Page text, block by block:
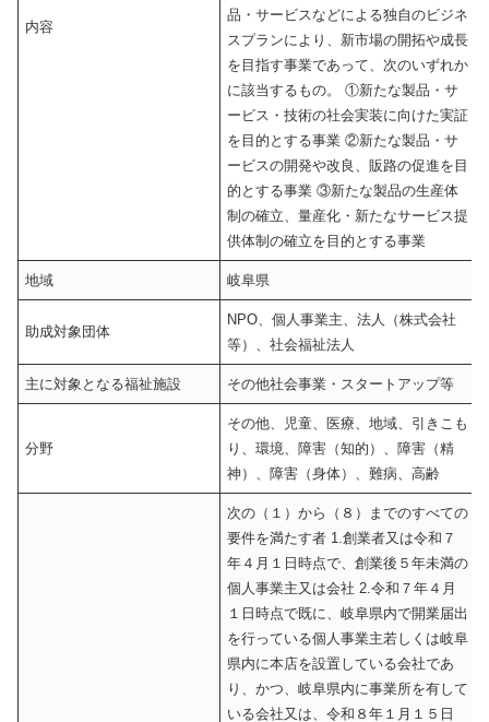
内容
品・サービスなどによる独自のビジネ
スプランにより、新市場の開拓や成長
を目指す事業であって、次のいずれか
に該当するもの。 ①新たな製品・サ
ービス・技術の社会実装に向けた実証
を目的とする事業 ②新たな製品・サ
ービスの開発や改良、販路の促進を目
的とする事業 ③新たな製品の生産体
制の確立、量産化・新たなサービス提
供体制の確立を目的とする事業
地域 岐阜県
助成対象団体
NPO、個人事業主、法人（株式会社
等）、社会福祉法人
主に対象となる福祉施設 その他社会事業・スタートアップ等
分野
その他、児童、医療、地域、引きこも
り、環境、障害（知的）、障害（精
神）、障害（身体）、難病、高齢
次の（１）から（８）までのすべての
要件を満たす者 1.創業者又は令和７
年４月１日時点で、創業後５年未満の
個人事業主又は会社 2.令和７年４月
１日時点で既に、岐阜県内で開業届出
を行っている個人事業主若しくは岐阜
県内に本店を設置している会社であ
り、かつ、岐阜県内に事業所を有して
いる会社又は、令和８年１月１５日